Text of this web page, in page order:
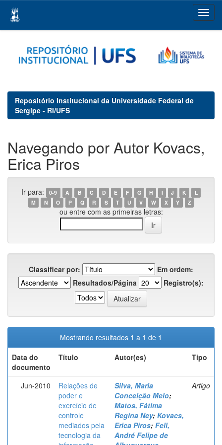
navigation
Repositório Institucional da Universidade Federal de
Sergipe - RI/UFS
Navegando por Autor Kovacs,
Erica Piros
Ir para: 0-9 A B C D E F G H I J K
L
M
N O P Q R S T U V W X Y Z
ou entre com as primeiras letras:
Classificar por:
Em ordem:
Resultados/Página
Registro(s):
Mostrando resultados 1 a 1 de 1
Data do
documento
Título Autor(es) Tipo
Jun-2010
Relações de
poder e
exercício de
controle
mediados pela
tecnologia da
Silva, Maria
Conceição Melo;
Matos, Fátima
Regina Ney; Kovacs,
Erica Piros; Fell,
André Felipe de
Artigo